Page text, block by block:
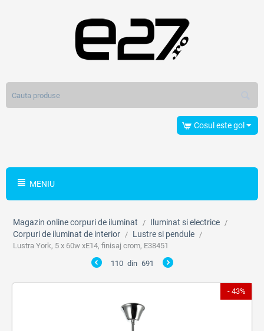
Cosul este gol
MENIU
Magazin online corpuri de iluminat / Iluminat si electrice /
Corpuri de iluminat de interior / Lustre si pendule /
Lustra York, 5 x 60w xE14, finisaj crom, E38451
110 din 691
- 43%